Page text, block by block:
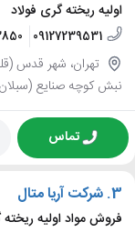
اولیه ریخته گری فولاد
09127239531
تهران، شهر قدس
نبش کوچه صنایع
تماس
3. شرکت آریا متال
فروش مواد اولیه